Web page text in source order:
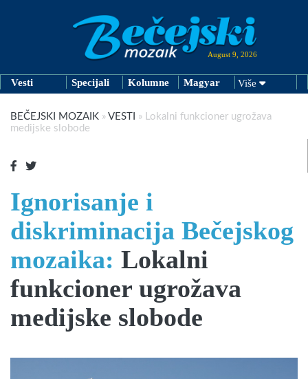
August 9, 2026
Vesti Specijali Kolumne Magyar Više
BEČEJSKI MOZAIK » VESTI » Lokalni funkcioner ugrožava
medijske slobode
Ignorisanje i
diskriminacija Bečejskog
mozaika: Lokalni
funkcioner ugrožava
medijske slobode